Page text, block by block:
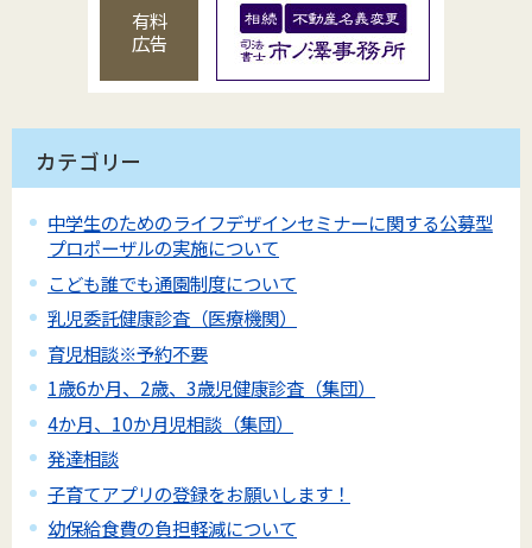
有料
広告
カテゴリー
中学生のためのライフデザインセミナーに関する公募型
プロポーザルの実施について
こども誰でも通園制度について
乳児委託健康診査（医療機関）
育児相談※予約不要
1歳6か月、2歳、3歳児健康診査（集団）
4か月、10か月児相談（集団）
発達相談
子育てアプリの登録をお願いします！
幼保給食費の負担軽減について